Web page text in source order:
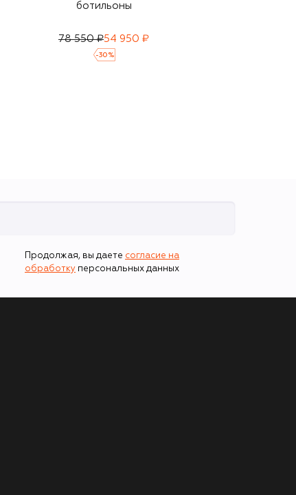
ботильоны
78 550 ₽54 950 ₽
-30 %
Продолжая, вы даете согласие на
обработку персональных данных